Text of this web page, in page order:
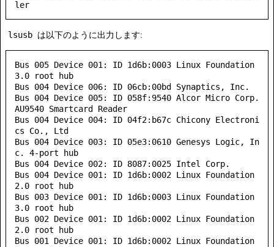
lsusb は以下のように出力します:
Bus 005 Device 001: ID 1d6b:0003 Linux Foundation
3.0 root hub
Bus 004 Device 006: ID 06cb:00bd Synaptics, Inc.
Bus 004 Device 005: ID 058f:9540 Alcor Micro Corp.
AU9540 Smartcard Reader
Bus 004 Device 004: ID 04f2:b67c Chicony Electroni
cs Co., Ltd
Bus 004 Device 003: ID 05e3:0610 Genesys Logic, In
c. 4-port hub
Bus 004 Device 002: ID 8087:0025 Intel Corp.
Bus 004 Device 001: ID 1d6b:0002 Linux Foundation
2.0 root hub
Bus 003 Device 001: ID 1d6b:0003 Linux Foundation
3.0 root hub
Bus 002 Device 001: ID 1d6b:0002 Linux Foundation
2.0 root hub
Bus 001 Device 001: ID 1d6b:0002 Linux Foundation